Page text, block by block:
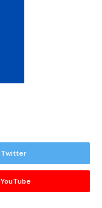
Twitter
YouTube